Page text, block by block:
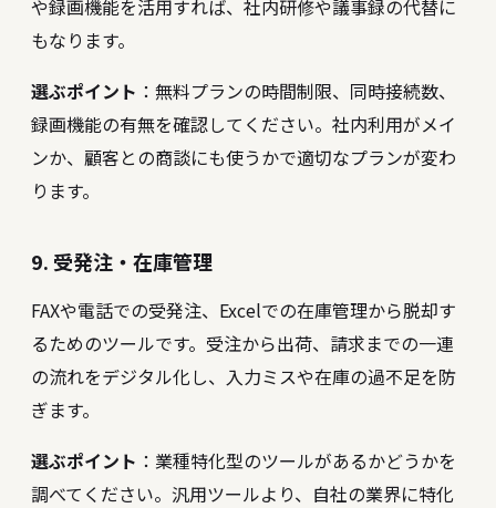
や録画機能を活用すれば、社内研修や議事録の代替に
もなります。
選ぶポイント ：無料プランの時間制限、同時接続数、
録画機能の有無を確認してください。社内利用がメイ
ンか、顧客との商談にも使うかで適切なプランが変わ
ります。
9. 受発注・在庫管理
FAXや電話での受発注、Excelでの在庫管理から脱却す
るためのツールです。受注から出荷、請求までの一連
の流れをデジタル化し、入力ミスや在庫の過不足を防
ぎます。
選ぶポイント ：業種特化型のツールがあるかどうかを
調べてください。汎用ツールより、自社の業界に特化